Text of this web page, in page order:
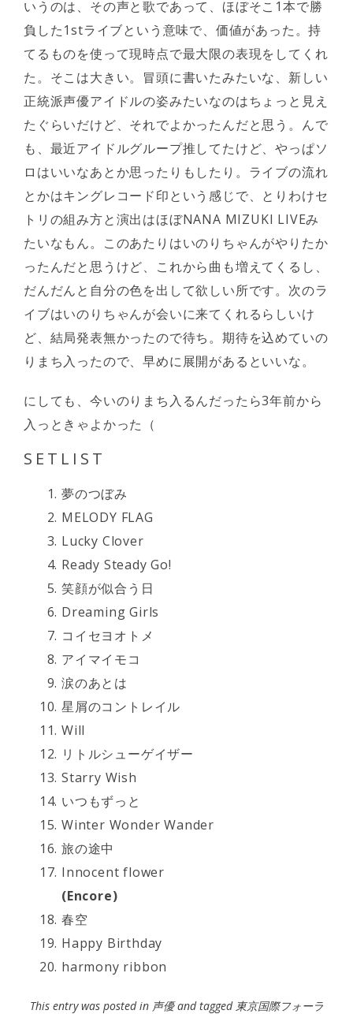
いうのは、その声と歌であって、ほぼそこ1本で勝
負した1stライブという意味で、価値があった。持
てるものを使って現時点で最大限の表現をしてくれ
た。そこは大きい。冒頭に書いたみたいな、新しい
正統派声優アイドルの姿みたいなのはちょっと見え
たぐらいだけど、それでよかったんだと思う。んで
も、最近アイドルグループ推してたけど、やっぱソ
ロはいいなあとか思ったりもしたり。ライブの流れ
とかはキングレコード印という感じで、とりわけセ
トリの組み方と演出はほぼNANA MIZUKI LIVEみ
たいなもん。このあたりはいのりちゃんがやりたか
ったんだと思うけど、これから曲も増えてくるし、
だんだんと自分の色を出して欲しい所です。次のラ
イブはいのりちゃんが会いに来てくれるらしいけ
ど、結局発表無かったので待ち。期待を込めていの
りまち入ったので、早めに展開があるといいな。
にしても、今いのりまち入るんだったら3年前から
入っときゃよかった（
SETLIST
夢のつぼみ
MELODY FLAG
Lucky Clover
Ready Steady Go!
笑顔が似合う日
Dreaming Girls
コイセヨオトメ
アイマイモコ
涙のあとは
星屑のコントレイル
Will
リトルシューゲイザー
Starry Wish
いつもずっと
Winter Wonder Wander
旅の途中
Innocent flower
(Encore)
春空
Happy Birthday
harmony ribbon
This entry was posted in 声優and tagged 東京国際フォーラ